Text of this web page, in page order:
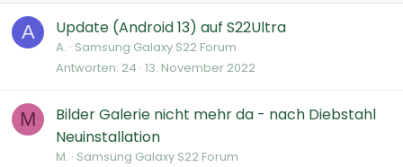
A Update (Android 13) auf S22Ultra
A. Samsung Galaxy S22 Forum
Antworten 24 13. November 2022
M
Bilder Galerie nicht mehr da - nach Diebstahl
Neuinstallation
M. Samsung Galaxy S22 Forum